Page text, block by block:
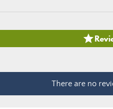

There are no